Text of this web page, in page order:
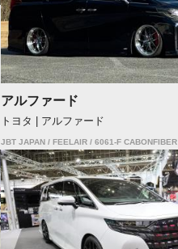
アルファード
トヨタ | アルファード
JBT JAPAN / FEELAIR / 6061-F CABONFIBER